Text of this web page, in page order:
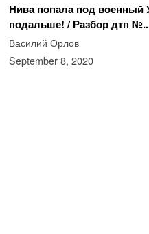
Нива попала под военный
подальше! / Разбор дтп
Василий Орлов
September 8, 2020